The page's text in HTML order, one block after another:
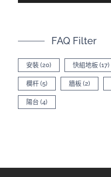
FAQ Filter
安裝 (20) 快組地板 (17)
欄杆 (5) 牆板 (2)
陽台 (4)